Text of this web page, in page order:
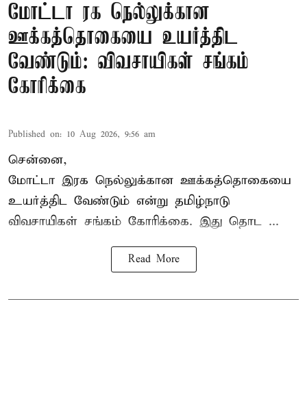
மோட்டா ரக நெல்லுக்கான
ஊக்கத்தொகையை உயர்த்திட
வேண்டும்: விவசாயிகள் சங்கம்
கோரிக்கை
Published on: 10 Aug 2026, 9:56 am
சென்னை,
மோட்டா இரக நெல்லுக்கான ஊக்கத்தொகையை
உயர்த்திட வேண்டும் என்று தமிழ்நாடு
விவசாயிகள் சங்கம் கோரிக்கை. இது தொட ...
Read More